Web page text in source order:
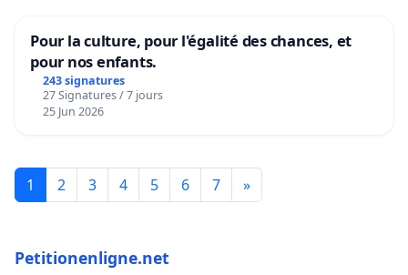
Pour la culture, pour l'égalité des chances, et
pour nos enfants.
243 signatures
27 Signatures / 7 jours
25 Jun 2026
1 2 3 4 5 6 7 »
Petitionenligne.net